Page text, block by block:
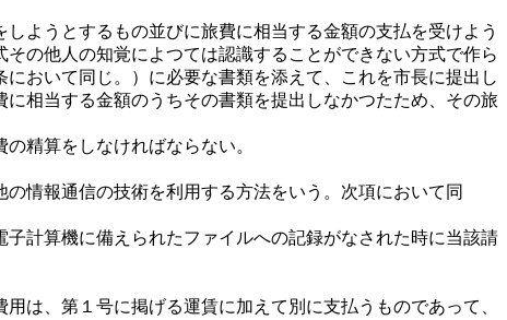
ようとするもの並びに旅費に相当する金額の支払を受けよう
の他人の知覚によつては認識することができない方式で作ら
おいて同じ。）に必要な書類を添えて、これを市長に提出し
相当する金額のうちその書類を提出しなかつたため、その旅
精算をしなければならない。
情報通信の技術を利用する方法をいう。次項において同
計算機に備えられたファイルへの記録がなされた時に当該請
は、第１号に掲げる運賃に加えて別に支払うものであって、